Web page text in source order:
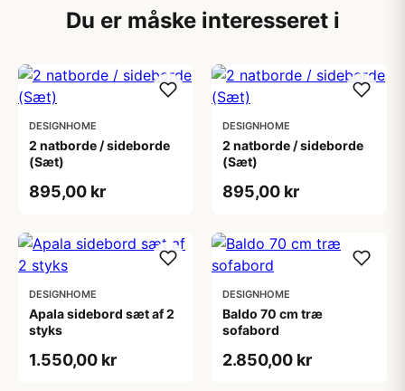
Du er måske interesseret i
DESIGNHOME
2 natborde / sideborde
(Sæt)
895,00 kr
DESIGNHOME
2 natborde / sideborde
(Sæt)
895,00 kr
DESIGNHOME
Apala sidebord sæt af 2
styks
1.550,00 kr
DESIGNHOME
Baldo 70 cm træ
sofabord
2.850,00 kr